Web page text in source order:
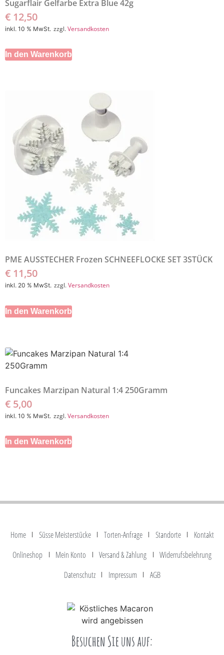
Sugarflair Gelfarbe Extra Blue 42g
€ 12,50
inkl. 10 % MwSt. zzgl.Versandkosten
In den Warenkorb
PME AUSSTECHER Frozen SCHNEEFLOCKE SET 3STÜCK
€ 11,50
inkl. 20 % MwSt. zzgl.Versandkosten
In den Warenkorb
Funcakes Marzipan Natural 1:4 250Gramm
€ 5,00
inkl. 10 % MwSt. zzgl.Versandkosten
In den Warenkorb
Home Süsse Meisterstücke Torten-Anfrage Standorte
Kontakt
Onlineshop
Mein Konto Versand & Zahlung
Widerrufsbelehrung
Datenschutz
Impressum AGB
Besuchen Sie uns auf: